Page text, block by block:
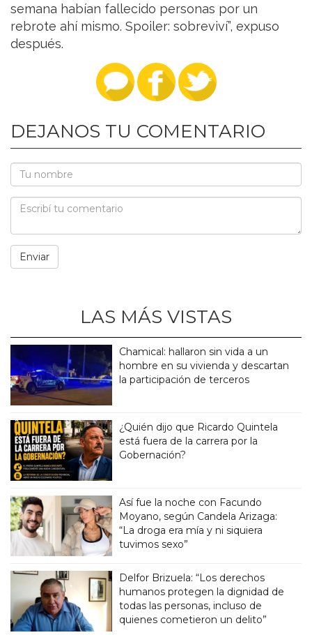
semana habían fallecido personas por un
rebrote ahí mismo. Spoiler: sobreviví”, expuso
después.
DEJANOS TU COMENTARIO
LAS MÁS VISTAS
Chamical: hallaron sin vida a un
hombre en su vivienda y descartan
la participación de terceros
¿Quién dijo que Ricardo Quintela
está fuera de la carrera por la
Gobernación?
Así fue la noche con Facundo
Moyano, según Candela Arizaga:
“La droga era mía y ni siquiera
tuvimos sexo”
Delfor Brizuela: “Los derechos
humanos protegen la dignidad de
todas las personas, incluso de
quienes cometieron un delito”